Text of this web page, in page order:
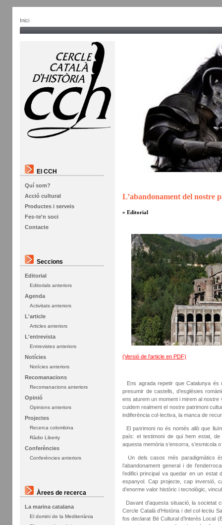
Inici
El CCH
Quí som?
Acció cultural
Productes i serveis
Fes-te'n soci
Contacte
Seccions
Editorial
Editorials anteriors
Agenda
Activitats anteriors
L'article
Articles anteriors
L'entrevista
Entrevistes anteriors
Notícies
Notícies anteriors
Recomanacions
Recomanacions anteriors
Opinió
Opinions anteriors
Projectes
Recerca colombina
Ràdio Liberty
Conferències
Conferències anteriors
Àrees de recerca
La marina catalana
El domini de la Mediterrània
L’abandonament del nostre
» Editorial
(Versió de l'article en PDF)
Ens agrada repetir que Catalunya és
presumir de castells, d’esglésies
ens aturem un moment i mirem al
cuidem realment el nostre patrimoni
indiferència col·lectiva, la manca de
El patrimoni no és només allò que
país: el testimoni de qui hem estat,
aquesta memòria s’ensorra, s’esmicola
Un dels casos més paradigmàtics
l’abandonament general i de
l’edifici principal va quedar en un estat
espanyol. Cap projecte, cap inversió,
d’enorme valor històric i tecnològic,
Davant d’aquesta situació, la societat
Cercle Català d’Història i del col·lectiu
fos declarat Bé Cultural d’Interès Local